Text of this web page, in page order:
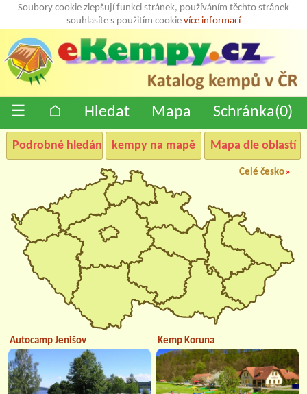
Soubory cookie zlepšují funkci stránek, používáním těchto stránek
souhlasíte s použitím cookie více informací
☰ ⌂ Hledat Mapa Schránka(0)
Podrobné hledání kempy na mapě Mapa dle oblastí
Celé česko»
Autocamp Jenišov Kemp Koruna